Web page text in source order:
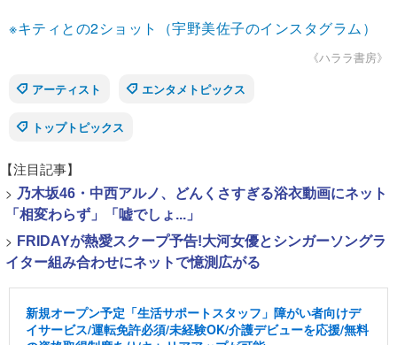
※キティとの2ショット（宇野美佐子のインスタグラム）
《ハララ書房》
アーティスト
エンタメトピックス
トップトピックス
【注目記事】
> 乃木坂46・中西アルノ、どんくさすぎる浴衣動画にネット
「相変わらず」「嘘でしょ...」
> FRIDAYが熱愛スクープ予告!大河女優とシンガーソングラ
イター組み合わせにネットで憶測広がる
新規オープン予定「生活サポートスタッフ」障がい者向けデ
イサービス/運転免許必須/未経験OK/介護デビューを応援/無料